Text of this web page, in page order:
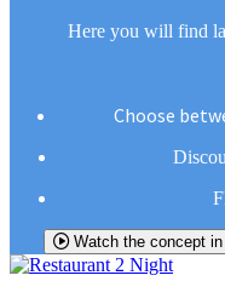
Here you will find
Choose
Watch the concept